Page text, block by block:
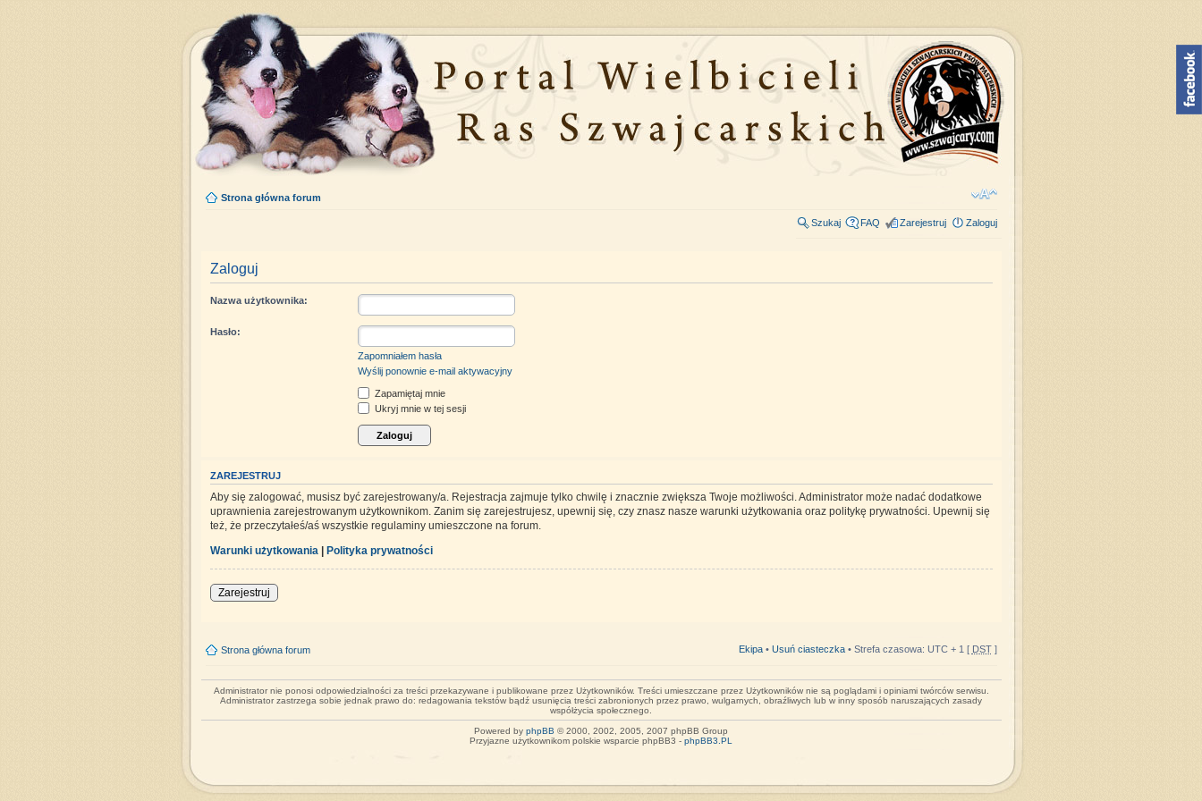
Strona główna forum
Szukaj FAQ Zarejestruj Zaloguj
Zaloguj
Nazwa użytkownika:
Hasło:
Zapomniałem hasła
Wyślij ponownie e-mail aktywacyjny
Zapamiętaj mnie
Ukryj mnie w tej sesji
ZAREJESTRUJ
Aby się zalogować, musisz być zarejestrowany/a. Rejestracja zajmuje tylko chwilę i znacznie zwiększa Twoje możliwości. Administrator może nadać dodatkowe
uprawnienia zarejestrowanym użytkownikom. Zanim się zarejestrujesz, upewnij się, czy znasz nasze warunki użytkowania oraz politykę prywatności. Upewnij się
też, że przeczytałeś/aś wszystkie regulaminy umieszczone na forum.
Warunki użytkowania | Polityka prywatności
Zarejestruj
Strona główna forum Ekipa• Usuń ciasteczka• Strefa czasowa: UTC + 1 [ DST]
Administrator nie ponosi odpowiedzialności za treści przekazywane i publikowane przez Użytkowników. Treści umieszczane przez Użytkowników nie są poglądami i opiniami twórców serwisu.
Administrator zastrzega sobie jednak prawo do: redagowania tekstów bądź usunięcia treści zabronionych przez prawo, wulgarnych, obraźliwych lub w inny sposób naruszających zasady
współżycia społecznego.
Powered by phpBB © 2000, 2002, 2005, 2007 phpBB Group
Przyjazne użytkownikom polskie wsparcie phpBB3 - phpBB3.PL